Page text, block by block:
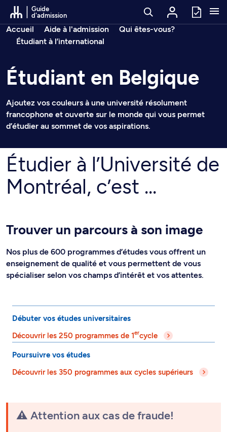
Passer au contenu
Guide
d'admission
Fil d’arianne
Accueil Aide à l'admission
Qui êtes-vous?
Étudiant à l’international
Étudiant en Belgique
Ajoutez vos couleurs à une université résolument
francophone et ouverte sur le monde qui vous permet
d’étudier au sommet de vos aspirations.
Étudier à l’Université de
Montréal, c’est ...
Trouver un parcours à son image
Nos plus de 600 programmes d’études vous offrent un
enseignement de qualité et vous permettent de vous
spécialiser selon vos champs d’intérêt et vos attentes.
Débuter vos études universitaires
Découvrir les 250 programmes de 1ercycle
Poursuivre vos études
Découvrir les 350 programmes aux cycles supérieurs
⚠️ Attention aux cas de fraude!